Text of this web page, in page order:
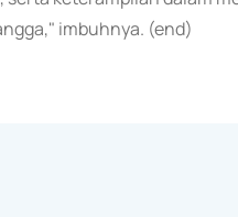
imbuhnya. (end)